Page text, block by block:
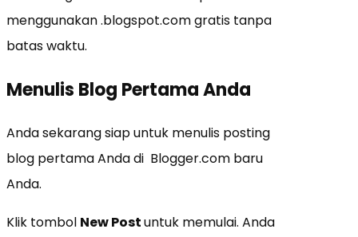
menggunakan .blogspot.com gratis tanpa
batas waktu.
Menulis Blog Pertama Anda
Anda sekarang siap untuk menulis posting
blog pertama Anda di Blogger.com baru
Anda.
Klik tombol New Postuntuk memulai. Anda